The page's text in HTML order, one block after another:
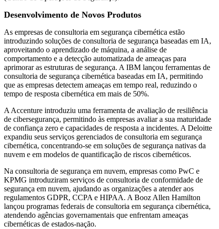
Desenvolvimento de Novos Produtos
As empresas de consultoria em segurança cibernética estão
introduzindo soluções de consultoria de segurança baseadas em IA,
aproveitando o aprendizado de máquina, a análise de
comportamento e a detecção automatizada de ameaças para
aprimorar as estruturas de segurança. A IBM lançou ferramentas de
consultoria de segurança cibernética baseadas em IA, permitindo
que as empresas detectem ameaças em tempo real, reduzindo o
tempo de resposta cibernética em mais de 50%.
A Accenture introduziu uma ferramenta de avaliação de resiliência
de cibersegurança, permitindo às empresas avaliar a sua maturidade
de confiança zero e capacidades de resposta a incidentes. A Deloitte
expandiu seus serviços gerenciados de consultoria em segurança
cibernética, concentrando-se em soluções de segurança nativas da
nuvem e em modelos de quantificação de riscos cibernéticos.
Na consultoria de segurança em nuvem, empresas como PwC e
KPMG introduziram serviços de consultoria de conformidade de
segurança em nuvem, ajudando as organizações a atender aos
regulamentos GDPR, CCPA e HIPAA. A Booz Allen Hamilton
lançou programas federais de consultoria em segurança cibernética,
atendendo agências governamentais que enfrentam ameaças
cibernéticas de estados-nação.